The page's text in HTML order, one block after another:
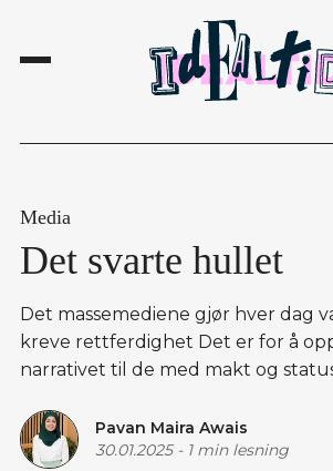
Media
Det svarte hullet
Det massemediene gjør hver dag
kreve rettferdighet Det er for å
narrativet til de med makt og
Pavan Maira Awais
30.01.2025- 1 min lesning